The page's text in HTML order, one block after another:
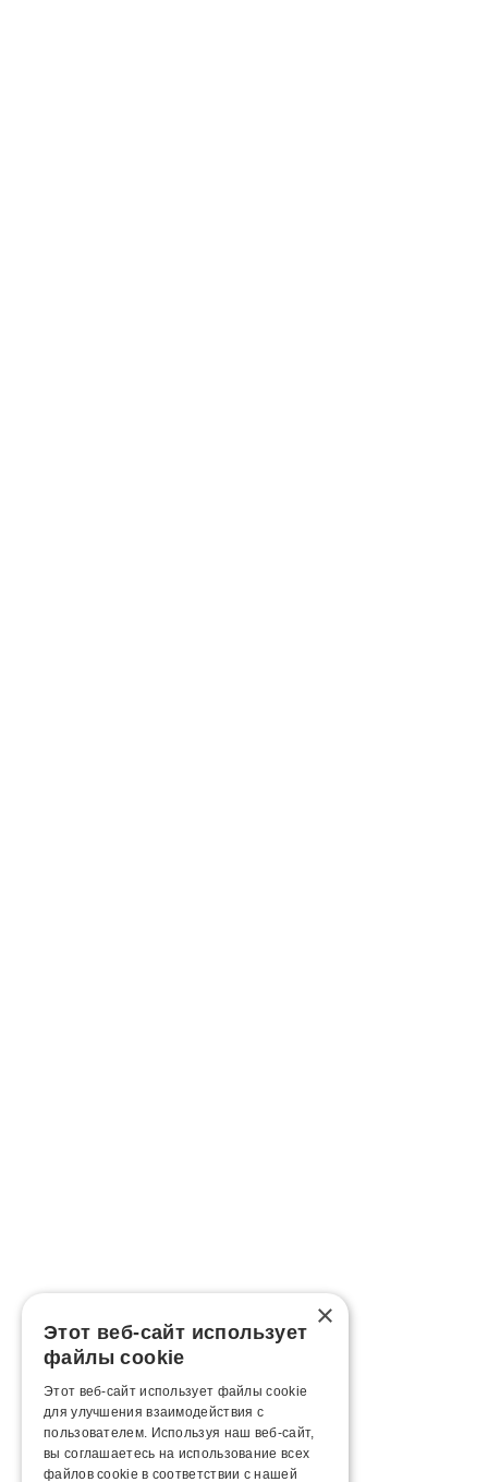
×
Этот веб-сайт использует
файлы cookie
Этот веб-сайт использует файлы cookie
для улучшения взаимодействия с
пользователем. Используя наш веб-сайт,
вы соглашаетесь на использование всех
файлов cookie в соответствии с нашей